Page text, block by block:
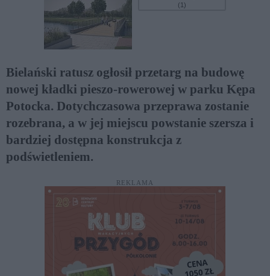
(1)
Bielański ratusz ogłosił przetarg na budowę
nowej kładki pieszo-rowerowej w parku Kępa
Potocka. Dotychczasowa przeprawa zostanie
rozebrana, a w jej miejscu powstanie szersza i
bardziej dostępna konstrukcja z
podświetleniem.
REKLAMA